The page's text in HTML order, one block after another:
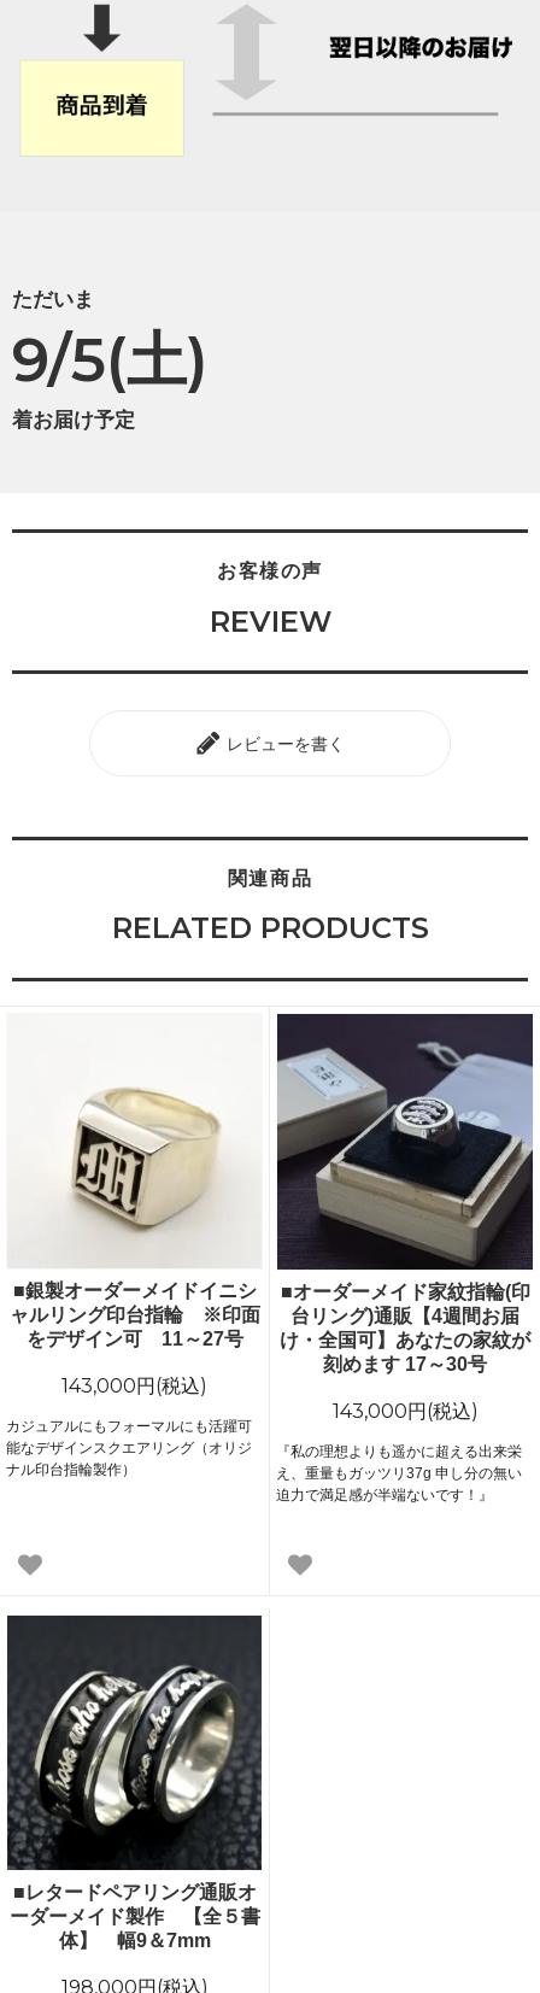
ただいま
9/5(土)
着お届け予定
お客様の声
REVIEW
レビューを書く
関連商品
RELATED PRODUCTS
■銀製オーダーメイドイニシ
ャルリング印台指輪 ※印面
をデザイン可 11～27号
143,000円(税込)
カジュアルにもフォーマルにも活躍可
能なデザインスクエアリング（オリジ
ナル印台指輪製作）
■オーダーメイド家紋指輪(印
台リング)通販【4週間お届
け・全国可】あなたの家紋が
刻めます 17～30号
143,000円(税込)
『私の理想よりも遥かに超える出来栄
え、重量もガッツリ37g 申し分の無い
迫力で満足感が半端ないです！』
■レタードペアリング通販オ
ーダーメイド製作 【全５書
体】 幅9＆7mm
198,000円(税込)